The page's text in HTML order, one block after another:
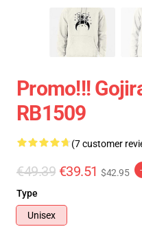
Promo!!!
RB1509
(7 customer
€49.39 €39.51 $42.95
Type
Unisex